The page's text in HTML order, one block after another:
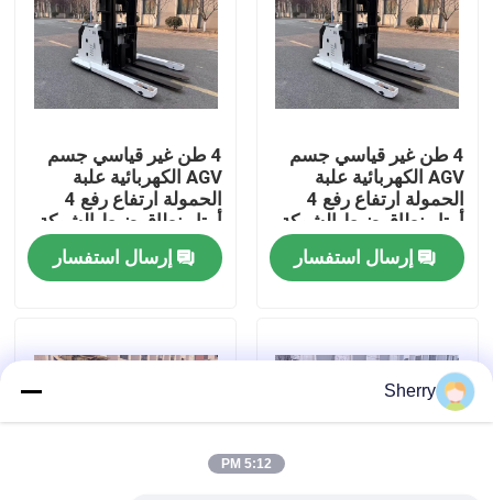
معلومات عنا
رقابة جودة
اتصل بنا
مدونة
4 طن غير قياسي جسم
AGV الكهربائية علبة
الحمولة ارتفاع رفع 4
أمتار نطاق ضبط الشوكة
400-700mm نظام
التحكم كورتيس
إرسال استفسار
4 طن غير قياسي جسم
AGV الكهربائية علبة
الحمولة ارتفاع رفع 4
أمتار نطاق ضبط الشوكة
400-700mm
إرسال استفسار
Sherry
5:12 PM